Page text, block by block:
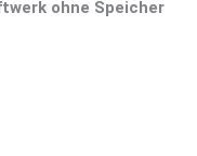
ohne Speicher